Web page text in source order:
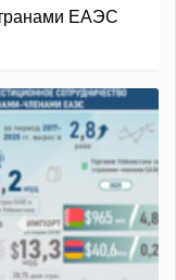
ЕАЭС